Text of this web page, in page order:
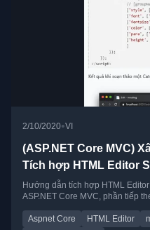
2/10/2020•VI
(ASP.NET Core MVC)
Tích hợp HTML Editor
Hướng dẫn tích hợp HTML
ASP.NET Core MVC, phần tiếp
Aspnet Core HTML Editor